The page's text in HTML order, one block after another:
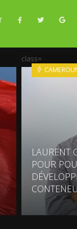
class=
LAURENT
POUR